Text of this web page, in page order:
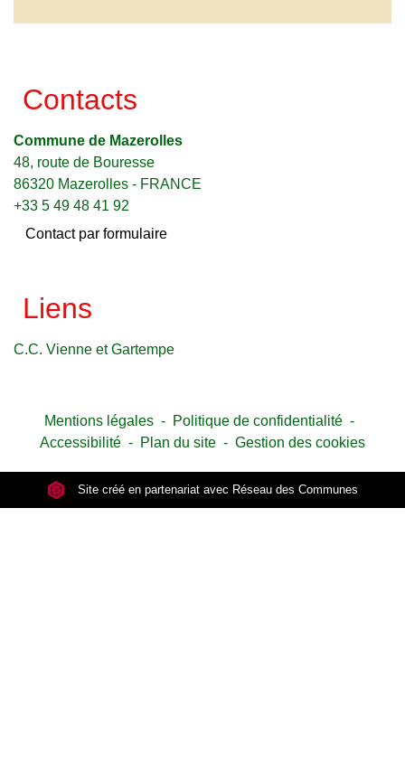
Contacts
Commune de Mazerolles
48, route de Bouresse
86320 Mazerolles - FRANCE
+33 5 49 48 41 92
Contact par formulaire
Liens
C.C. Vienne et Gartempe
Mentions légales - Politique de confidentialité -
Accessibilité - Plan du site - Gestion des cookies
Site créé en partenariat avec Réseau des Communes